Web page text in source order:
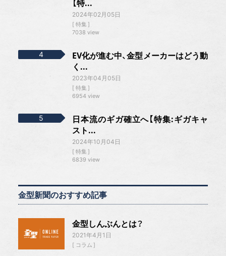
【特...
2024年02月05日
特集
7038 view
EV化が進む中、金型メーカーはどう動
く...
2023年04月05日
特集
6954 view
日本流のギガ確立へ【特集:ギガキャ
スト...
2024年10月04日
特集
6839 view
金型新聞のおすすめ記事
金型しんぶんとは？
2021年4月1日
コラム